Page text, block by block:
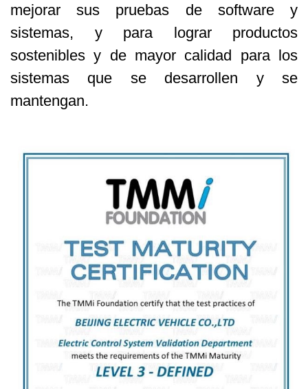
mejorar sus pruebas de software y
sistemas, y para lograr productos
sostenibles y de mayor calidad para los
sistemas que se desarrollen y se
mantengan.